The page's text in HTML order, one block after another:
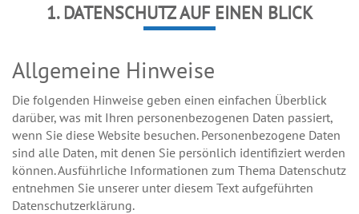
1. DATENSCHUTZ AUF EINEN BLICK
Allgemeine Hinweise
Die folgenden Hinweise geben einen einfachen Überblick
darüber, was mit Ihren personenbezogenen Daten passiert,
wenn Sie diese Website besuchen. Personenbezogene Daten
sind alle Daten, mit denen Sie persönlich identifiziert werden
können. Ausführliche Informationen zum Thema Datenschutz
entnehmen Sie unserer unter diesem Text aufgeführten
Datenschutzerklärung.